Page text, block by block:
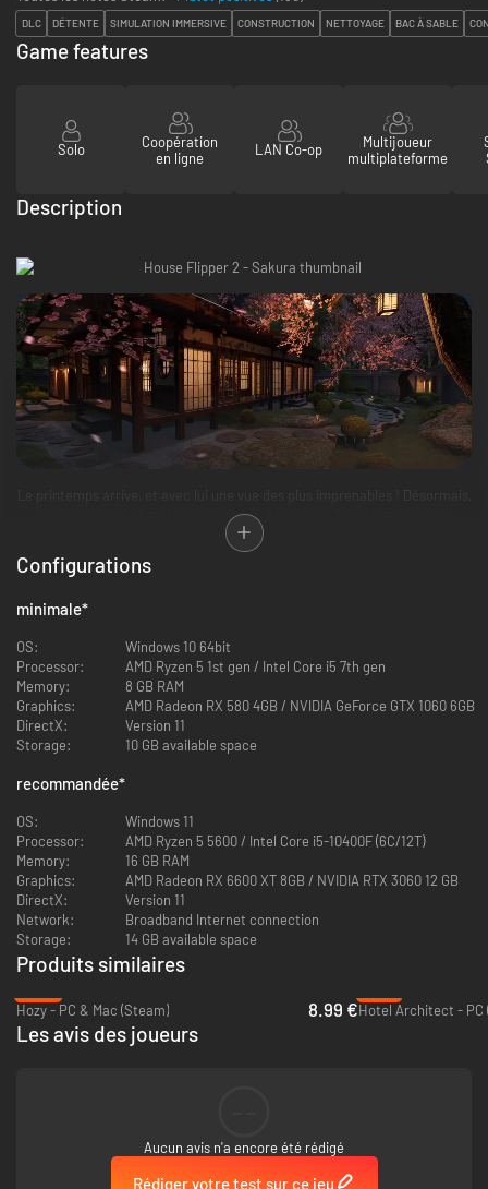
DLC DÉTENTE SIMULATION IMMERSIVE CONSTRUCTION NETTOYAGE BAC À SABLE
Game features
Solo
Coopération
en ligne
LAN Co-op
Multijoueur
multiplateforme
Description
vous pouvez célébrer les cerisiers en fleur toute l'année grâce à une
panoplie d'objets aussi beaux qu'uniques, directement inspirés de la
culture nippone. Papiers peints classiques, meubles au style Japandi,
tableaux traditionnels, céramique et salles de bain connectées…
Suivez-nous au cœur de la vallée Akamatsu, une charmante commune
inspirée de la campagne japonaise. Cette région autrefois prospère est
en perte de vitesse depuis une bonne vingtaine d'années… Pourtant,
nombreux sont ceux qui pensent que ses meilleures années restent à
venir. Ses habitants, anciens comme fraîchement arrivés, se mettent en
quête d'un lieu de vie ou lancent leur entreprise dans la région. C'est peut-
être le meilleur moment pour consacrer du temps et de l'énergie à ces
édifices uniques et pourtant délaissés.
Configurations
minimale*
OS:
Windows 10 64bit
Processor:
AMD Ryzen 5 1st gen / Intel Core i5 7th gen
Memory:
8 GB RAM
Graphics:
AMD Radeon RX 580 4GB / NVIDIA GeForce GTX 1060 6GB
DirectX:
Version 11
Storage:
10 GB available space
recommandée*
OS:
Windows 11
Processor:
AMD Ryzen 5 5600 / Intel Core i5-10400F (6C/12T)
Memory:
16 GB RAM
Graphics:
AMD Radeon RX 6600 XT 8GB / NVIDIA RTX 3060 12 GB
DirectX:
Version 11
Network:
Broadband Internet connection
Storage:
14 GB available space
Produits similaires
Hozy - PC & Mac (Steam)
8.99 €Hotel Architect - PC
Les avis des joueurs
Aucun avis n'a encore été rédigé
Rédiger votre test sur ce jeu